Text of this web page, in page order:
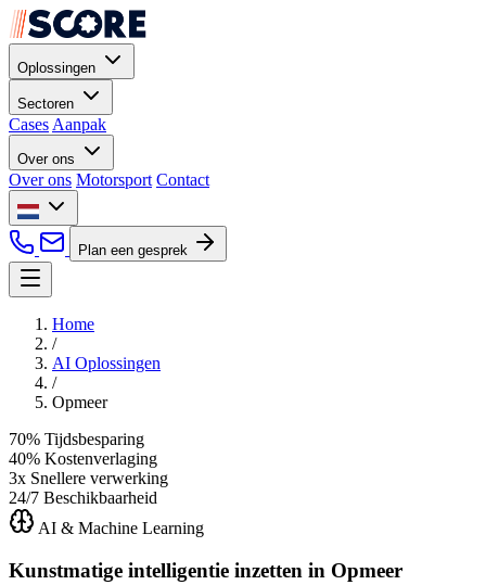
Oplossingen
Sectoren
Cases Aanpak
Over ons
Over ons Motorsport Contact
Plan een gesprek
Home
/
AI Oplossingen
/
Opmeer
70% Tijdsbesparing
40% Kostenverlaging
3x Snellere verwerking
24/7 Beschikbaarheid
AI & Machine Learning
Kunstmatige intelligentie inzetten in Opmeer